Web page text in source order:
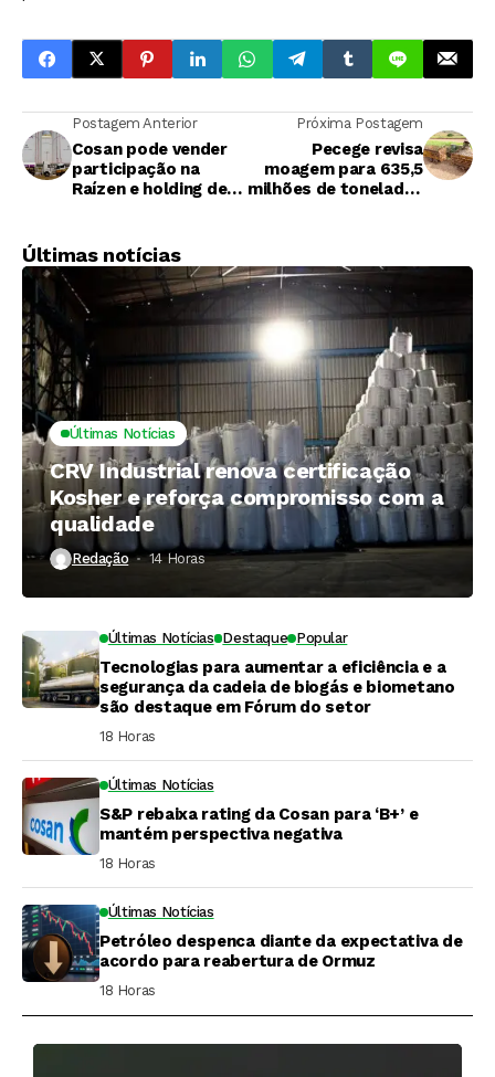
Postagem Anterior
Cosan pode vender
participação na
Raízen e holding deve
Próxima Postagem
Pecege revisa
moagem para 635,5
milhões de toneladas
2026/27
Últimas notícias
Últimas Notícias
CRV Industrial renova certificação
Kosher e reforça compromisso com a
qualidade
Redação 14 Horas ⁮
Últimas Notícias Destaque Popular
Tecnologias para aumentar a eficiência e a
segurança da cadeia de biogás e biometano
são destaque em Fórum do setor
18 Horas ⁮
Últimas Notícias
S&P rebaixa rating da Cosan para ‘B+’ e
mantém perspectiva negativa
18 Horas ⁮
Últimas Notícias
Petróleo despenca diante da expectativa de
acordo para reabertura de Ormuz
18 Horas ⁮